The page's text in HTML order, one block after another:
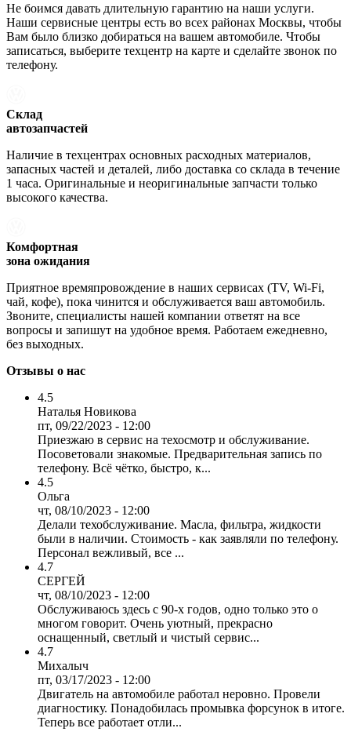
Не боимся давать длительную гарантию на наши услуги.
Наши сервисные центры есть во всех районах Москвы, чтобы
Вам было близко добираться на вашем автомобиле. Чтобы
записаться, выберите техцентр на карте и сделайте звонок по
телефону.
Склад
автозапчастей
Наличие в техцентрах основных расходных материалов,
запасных частей и деталей, либо доставка со склада в течение
1 часа. Оригинальные и неоригинальные запчасти только
высокого качества.
Комфортная
зона ожидания
Приятное времяпровождение в наших сервисах (TV, Wi-Fi,
чай, кофе), пока чинится и обслуживается ваш автомобиль.
Звоните, специалисты нашей компании ответят на все
вопросы и запишут на удобное время. Работаем ежедневно,
без выходных.
Отзывы о нас
4.5
Наталья Новикова
пт, 09/22/2023 - 12:00
Приезжаю в сервис на техосмотр и обслуживание.
Посоветовали знакомые. Предварительная запись по
телефону. Всё чётко, быстро, к...
4.5
Ольга
чт, 08/10/2023 - 12:00
Делали техобслуживание. Масла, фильтра, жидкости
были в наличии. Стоимость - как заявляли по телефону.
Персонал вежливый, все ...
4.7
СЕРГЕЙ
чт, 08/10/2023 - 12:00
Обслуживаюсь здесь с 90-х годов, одно только это о
многом говорит. Очень уютный, прекрасно
оснащенный, светлый и чистый сервис...
4.7
Михалыч
пт, 03/17/2023 - 12:00
Двигатель на автомобиле работал неровно. Провели
диагностику. Понадобилась промывка форсунок в итоге.
Теперь все работает отли...